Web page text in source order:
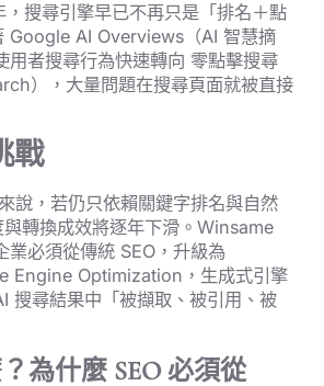
搜尋引擎早已不再只是「排名＋點
Google AI Overviews（AI 智慧摘
用者搜尋行為快速轉向 零點擊搜尋
），大量問題在搜尋頁面就被直接
戰
說，若仍只依賴關鍵字排名與自然
轉換成效將逐年下滑。Winsame
業必須從傳統 SEO，升級為
Engine Optimization，生成式引擎
搜尋結果中「被擷取、被引用、被
為什麼 SEO 必須從